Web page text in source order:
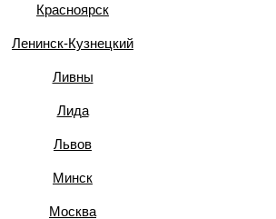
Красноярск
Ленинск-Кузнецкий
Ливны
Лида
Львов
Минск
Москва